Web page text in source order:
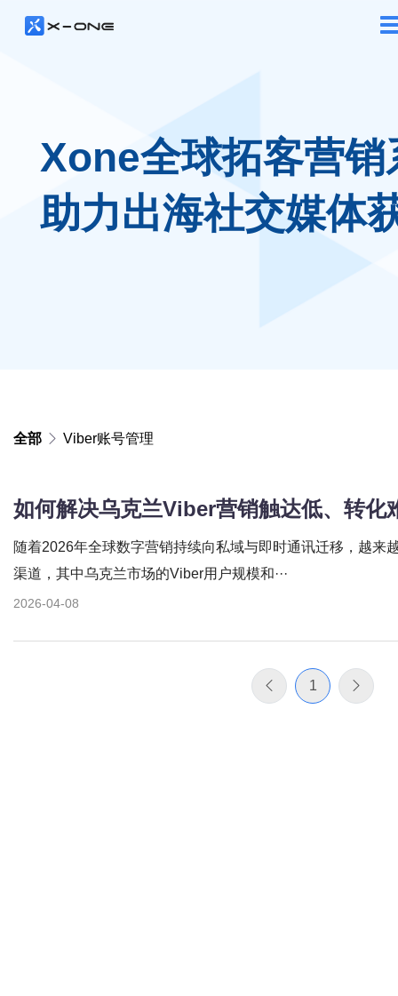
Xone全球拓客营销
助力出海社交媒体
全部 Viber账号管理
随着2026年全球数字营销持续向私域与即时通讯迁移，越来
渠道，其中乌克兰市场的Viber用户规模和···
2026-04-08
1